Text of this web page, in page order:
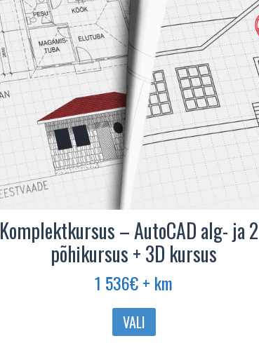
Komplektkursus – AutoCAD alg- ja
põhikursus + 3D kursus
1 536€+ km
VALI